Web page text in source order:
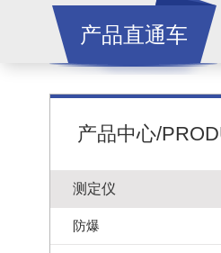
产品直通车
产品中心/
测定仪
防爆